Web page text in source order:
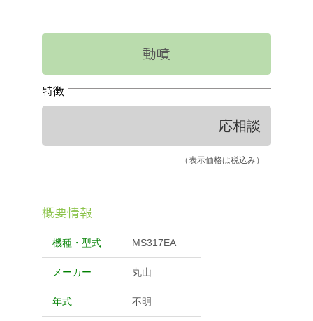
組合データ・組織構成図・JAのあゆみ
JAひまわり無料職業紹介事業
情報閲覧サービスの利用規約（PDF)
動噴
特徴
応相談
（表示価格は税込み）
概要情報
機種・型式 MS317EA
メーカー 丸山
年式 不明